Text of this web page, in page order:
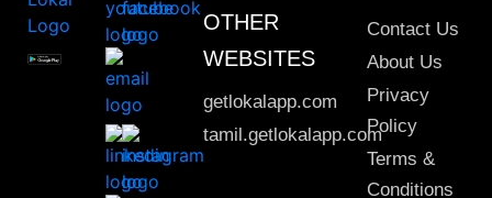
OTHER
WEBSITES
getlokalapp.com
tamil.getlokalapp.com
Contact Us
About Us
Privacy
Policy
Terms &
Conditions